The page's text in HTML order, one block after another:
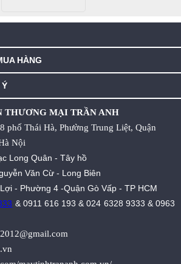
HÀNG
Ý
THƯƠNG MẠI TRẦN ANH
phố Thái Hà, Phường Trung Liệt, Quận
Nội
Long Quân - Tây hồ
Văn Cừ - Long Biên
- Phường 4 -Quận Gò Vấp - TP HCM
& 0911 616 193 &024 6328 9333 &0963